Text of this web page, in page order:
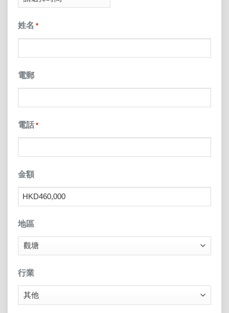
YYYY
姓名 *
電郵
電話 *
金額
地區
行業